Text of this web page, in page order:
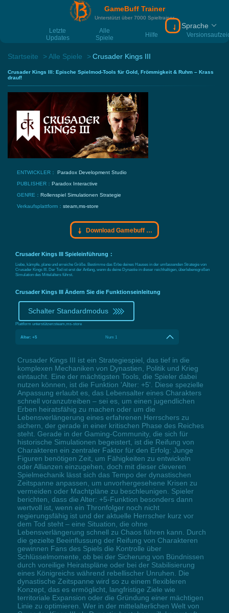
GameBuff Trainer
Unterstützt über 7000 Spieltrainer
Letzte
Updates
Alle
Spiele
Hilfe
Download
Sprache
Startseite Alle Spiele Crusader Kings III
Crusader Kings III: Epische Spielmod-Tools für Gold, Frömmigkeit & Ruhm – Krass
drauf!
ENTWICKLER： Paradox Development Studio
PUBLISHER： Paradox Interactive
GENRE： Rollenspiel Simulationen Strategie
Verkaufsplattform： steam,ms-store
Download Gamebuff Trainer
Crusader Kings III Spieleinführung：
Liebe, kämpfe, plane und erreiche Größe. Bestimme das Erbe deines Hauses in der umfassenden Strategie von
Crusader Kings III. Der Tod ist erst der Anfang, wenn du deine Dynastie in dieser reichhaltigen, überlebensgroßen
Simulation des Mittelalters führst.
Crusader Kings III Ändern Sie die Funktionseinleitung
Schalter Standardmodus
Plattform unterstützen:steam,ms-store
Alter: +5 Num 1
Crusader Kings III ist ein Strategiespiel, das tief in die
komplexen Mechaniken von Dynastien, Politik und Krieg
eintaucht. Eine der mächtigsten Tools, die Spieler dabei
nutzen können, ist die Funktion 'Alter: +5'. Diese spezielle
Anpassung erlaubt es, das Lebensalter eines Charakters
schnell voranzutreiben – sei es, um einen jugendlichen
Erben heiratsfähig zu machen oder um die
Lebensverlängerung eines erfahrenen Herrschers zu
sichern, der gerade in einer kritischen Phase des Reiches
steht. Gerade in der Gaming-Community, die sich für
historische Simulationen begeistert, ist die Reifung von
Charakteren ein zentraler Faktor für den Erfolg: Junge
Figuren benötigen Zeit, um Fähigkeiten zu entwickeln
oder Allianzen einzugehen, doch mit dieser cleveren
Spielmechanik lässt sich das Tempo der dynastischen
Zeitspanne anpassen, um unvorhergesehene Krisen zu
vermeiden oder Machtpläne zu beschleunigen. Spieler
berichten, dass die Alter: +5-Funktion besonders dann
wertvoll ist, wenn ein Thronfolger noch nicht
regierungsfähig ist und der aktuelle Herrscher kurz vor
dem Tod steht – eine Situation, die ohne
Lebensverlängerung schnell zu Chaos führen kann. Durch
die gezielte Beeinflussung der Reifung von Charakteren
gewinnen Fans des Spiels die Kontrolle über
Schlüsselmomente, ob bei der Sicherung von Bündnissen
durch voreilige Heiratspläne oder bei der Stabilisierung
eines Königreichs während rebellischer Unruhen. Die
dynastische Zeitspanne wird so zu einem flexibleren
Konzept, das es ermöglicht, langfristige Ziele wie
territoriale Expansion oder die Gründung einer mächtigen
Linie zu optimieren. Wer in der mittelalterlichen Welt von